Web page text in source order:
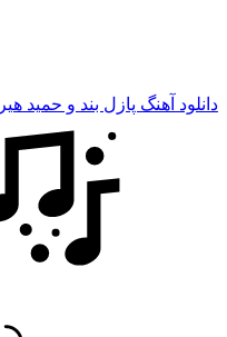
دانلود آهنگ پازل بند و حمید